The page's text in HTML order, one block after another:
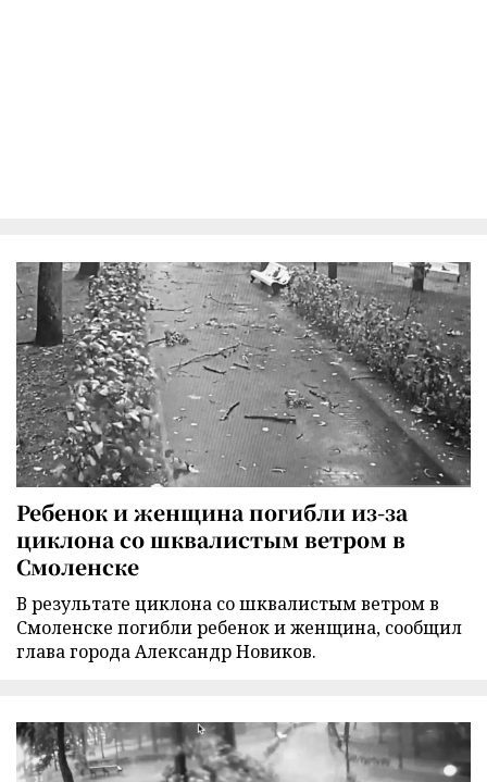
Ребенок и женщина погибли из-за
циклона со шквалистым ветром в
Смоленске
В результате циклона со шквалистым ветром в
Смоленске погибли ребенок и женщина, сообщил
глава города Александр Новиков.